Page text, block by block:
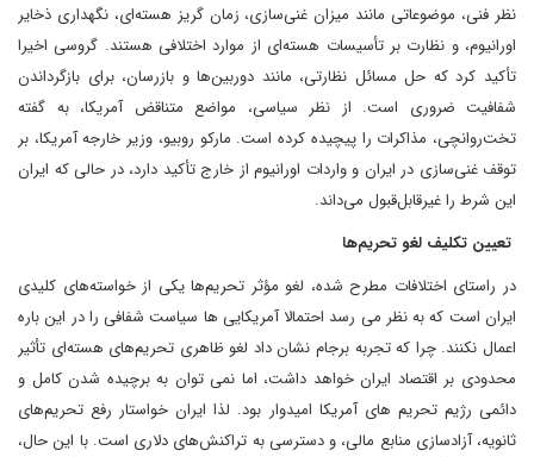
نظر فنی، موضوعاتی مانند میزان غنی‌سازی، زمان گریز هسته‌ای، نگهداری ذخایر
اورانیوم، و نظارت بر تأسیسات هسته‌ای از موارد اختلافی هستند. گروسی اخیرا
تأکید کرد که حل مسائل نظارتی، مانند دوربین‌ها و بازرسان، برای بازگرداندن
شفافیت ضروری است. از نظر سیاسی، مواضع متناقض آمریکا، به گفته
تخت‌روانچی، مذاکرات را پیچیده کرده است. مارکو روبیو، وزیر خارجه آمریکا، بر
توقف غنی‌سازی در ایران و واردات اورانیوم از خارج تأکید دارد، در حالی که ایران
این شرط را غیرقابل‌قبول می‌داند.
تعیین تکلیف لغو تحریم‌ها
در راستای اختلافات مطرح شده، لغو مؤثر تحریم‌ها یکی از خواسته‌های کلیدی
ایران است که به نظر می رسد احتمالا آمریکایی ها سیاست شفافی را در این باره
اعمال نکنند. چرا که تجربه برجام نشان داد لغو ظاهری تحریم‌های هسته‌ای تأثیر
محدودی بر اقتصاد ایران خواهد داشت، اما نمی توان به برچیده شدن کامل و
دائمی رژیم تحریم های آمریکا امیدوار بود. لذا ایران خواستار رفع تحریم‌های
ثانویه، آزادسازی منابع مالی، و دسترسی به تراکنش‌های دلاری است. با این حال،